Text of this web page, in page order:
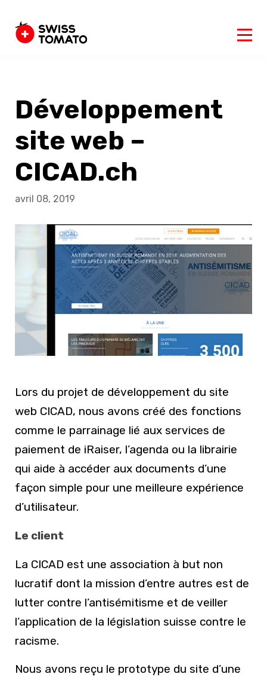
Développement
site web –
CICAD.ch
avril 08, 2019
Lors du projet de développement du site
web CICAD, nous avons créé des fonctions
comme le parrainage lié aux services de
paiement de iRaiser, l’agenda ou la librairie
qui aide à accéder aux documents d’une
façon simple pour une meilleure expérience
d’utilisateur.
Le client
La CICAD est une association à but non
lucratif dont la mission d’entre autres est de
lutter contre l’antisémitisme et de veiller
l’application de la législation suisse contre le
racisme.
Nous avons reçu le prototype du site d’une